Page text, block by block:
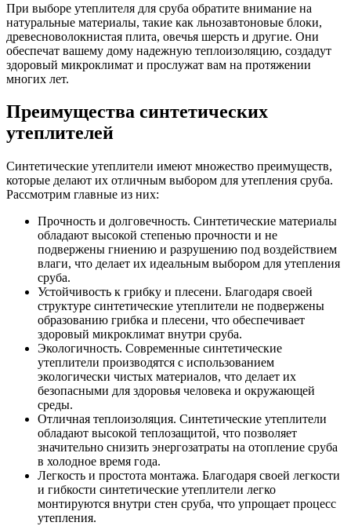
При выборе утеплителя для сруба обратите внимание на
натуральные материалы, такие как льнозавтоновые блоки,
древесноволокнистая плита, овечья шерсть и другие. Они
обеспечат вашему дому надежную теплоизоляцию, создадут
здоровый микроклимат и прослужат вам на протяжении
многих лет.
Преимущества синтетических
утеплителей
Синтетические утеплители имеют множество преимуществ,
которые делают их отличным выбором для утепления сруба.
Рассмотрим главные из них:
Прочность и долговечность. Синтетические материалы
обладают высокой степенью прочности и не
подвержены гниению и разрушению под воздействием
влаги, что делает их идеальным выбором для утепления
сруба.
Устойчивость к грибку и плесени. Благодаря своей
структуре синтетические утеплители не подвержены
образованию грибка и плесени, что обеспечивает
здоровый микроклимат внутри сруба.
Экологичность. Современные синтетические
утеплители производятся с использованием
экологически чистых материалов, что делает их
безопасными для здоровья человека и окружающей
среды.
Отличная теплоизоляция. Синтетические утеплители
обладают высокой теплозащитой, что позволяет
значительно снизить энергозатраты на отопление сруба
в холодное время года.
Легкость и простота монтажа. Благодаря своей легкости
и гибкости синтетические утеплители легко
монтируются внутри стен сруба, что упрощает процесс
утепления.